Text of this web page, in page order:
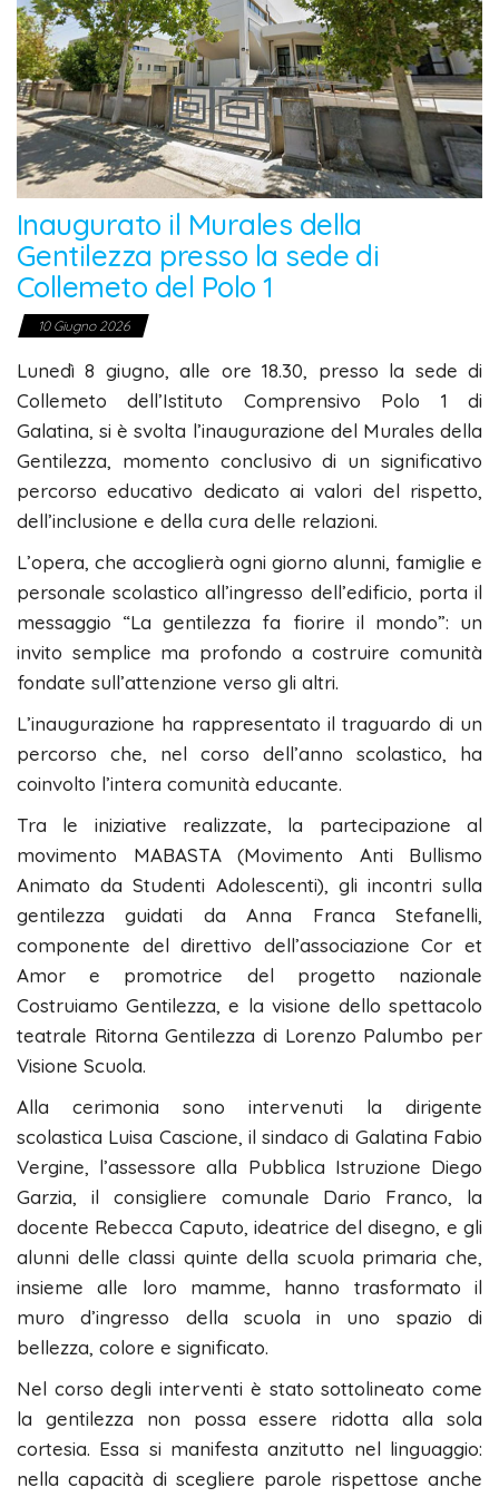
Inaugurato il Murales della
Gentilezza presso la sede di
Collemeto del Polo 1
10 Giugno 2026
Lunedì 8 giugno, alle ore 18.30, presso la sede di
Collemeto dell’Istituto Comprensivo Polo 1 di
Galatina, si è svolta l’inaugurazione del Murales della
Gentilezza, momento conclusivo di un significativo
percorso educativo dedicato ai valori del rispetto,
dell’inclusione e della cura delle relazioni.
L’opera, che accoglierà ogni giorno alunni, famiglie e
personale scolastico all’ingresso dell’edificio, porta il
messaggio “La gentilezza fa fiorire il mondo”: un
invito semplice ma profondo a costruire comunità
fondate sull’attenzione verso gli altri.
L’inaugurazione ha rappresentato il traguardo di un
percorso che, nel corso dell’anno scolastico, ha
coinvolto l’intera comunità educante.
Tra le iniziative realizzate, la partecipazione al
movimento MABASTA (Movimento Anti Bullismo
Animato da Studenti Adolescenti), gli incontri sulla
gentilezza guidati da Anna Franca Stefanelli,
componente del direttivo dell’associazione Cor et
Amor e promotrice del progetto nazionale
Costruiamo Gentilezza, e la visione dello spettacolo
teatrale Ritorna Gentilezza di Lorenzo Palumbo per
Visione Scuola.
Alla cerimonia sono intervenuti la dirigente
scolastica Luisa Cascione, il sindaco di Galatina Fabio
Vergine, l’assessore alla Pubblica Istruzione Diego
Garzia, il consigliere comunale Dario Franco, la
docente Rebecca Caputo, ideatrice del disegno, e gli
alunni delle classi quinte della scuola primaria che,
insieme alle loro mamme, hanno trasformato il
muro d’ingresso della scuola in uno spazio di
bellezza, colore e significato.
Nel corso degli interventi è stato sottolineato come
la gentilezza non possa essere ridotta alla sola
cortesia. Essa si manifesta anzitutto nel linguaggio:
nella capacità di scegliere parole rispettose anche